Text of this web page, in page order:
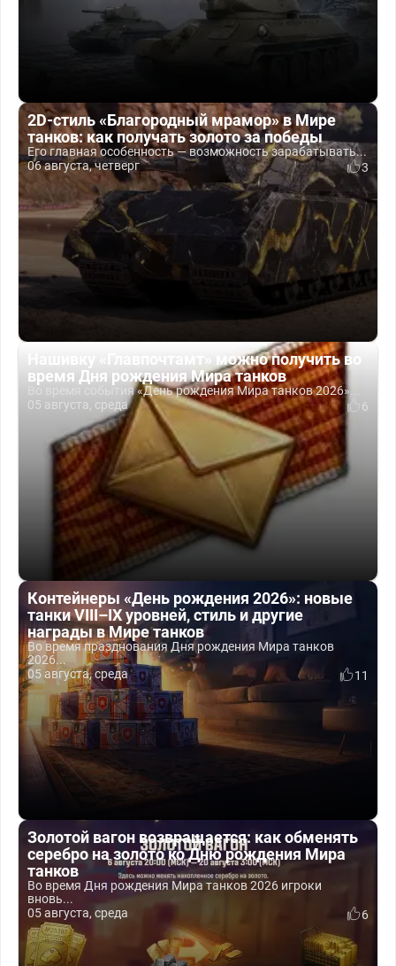
2D-стиль «Благородный мрамор» в Мире
танков: как получать золото за победы
Его главная особенность — возможность зарабатывать...
06 августа, четверг
3
Нашивку «Главпочтамт» можно получить во
время Дня рождения Мира танков
Во время события «День рождения Мира танков 2026»...
05 августа, среда
6
Контейнеры «День рождения 2026»: новые
танки VIII–IX уровней, стиль и другие
награды в Мире танков
Во время празднования Дня рождения Мира танков
2026...
05 августа, среда
11
Золотой вагон возвращается: как обменять
серебро на золото ко Дню рождения Мира
танков
Во время Дня рождения Мира танков 2026 игроки
вновь...
05 августа, среда
6